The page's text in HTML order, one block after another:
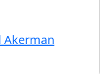
Akerman